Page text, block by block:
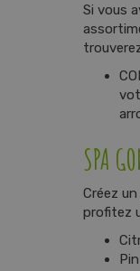
Si vous
SPA
Créez
profitez
Pin